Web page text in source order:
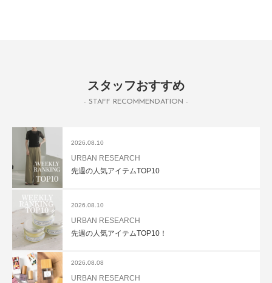
スタッフおすすめ
- STAFF RECOMMENDATION -
2026.08.10
URBAN RESEARCH
先週の人気アイテムTOP10
2026.08.10
URBAN RESEARCH
先週の人気アイテムTOP10！
2026.08.08
URBAN RESEARCH